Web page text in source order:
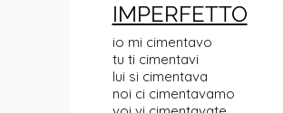
IMPERFETTO
io mi cimentavo
tu ti cimentavi
lui si cimentava
noi ci cimentavamo